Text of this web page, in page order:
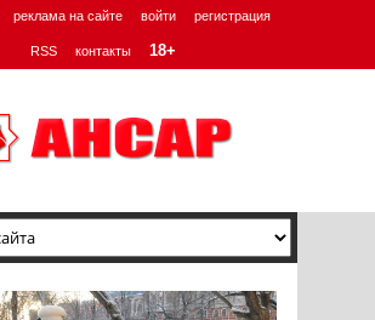
реклама на сайте войти регистрация
RSS контакты 18+